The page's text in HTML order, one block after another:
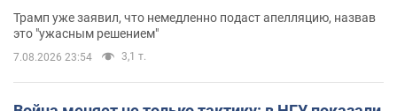
Трамп уже заявил, что немедленно подаст апелляцию, назвав
это "ужасным решением"
7.08.2026 23:54 3,1 т.